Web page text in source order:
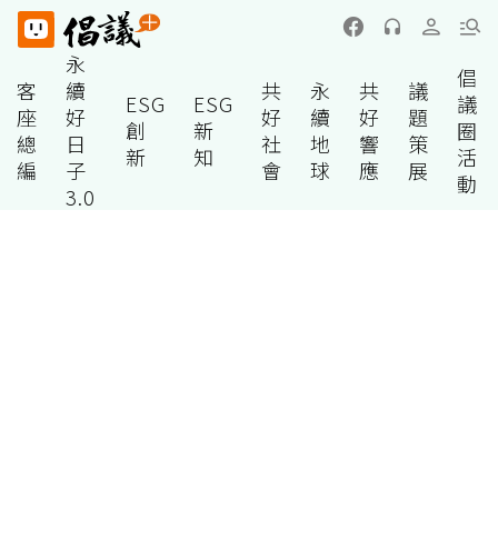
客
座
總
編
永
續
好
日
子
3.0
ESG
創
新
ESG
新
知
共
好
社
會
永
續
地
球
共
好
響
應
議
題
策
展
倡
議
圈
活
動